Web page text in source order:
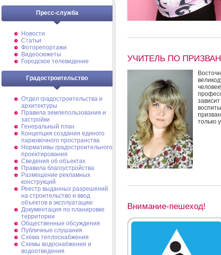
Пресс-служба
Новости
Статьи
Фоторепортажи
Видеосюжеты
Городское телевидение
Градостроительство
Отдел градостроительства и
архитектуры
Правила землепользования и
застройки
Генеральный план
Концепция создания единого
парковочного пространства
Нормативы градостроительного
проектирования
Сведения об объектах
Правила благоустройства
Размещение рекламных
конструкций
Реестр выданных разрешений
на строительство и ввод
объектов в эксплуатацию
Документация по планировке
территории
Общественные обсуждения
Публичные слушания
Схема теплоснабжения
Схемы водоснабжения и
водоотведения
УЧИТЕЛЬ ПО
только
Внимание-пешеход!